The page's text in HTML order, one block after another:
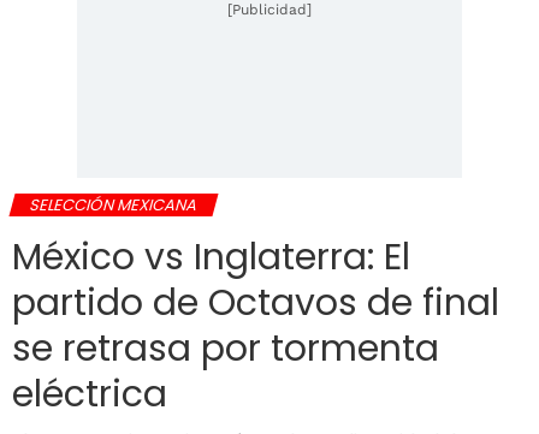
[Publicidad]
SELECCIÓN MEXICANA
México vs Inglaterra: El
partido de Octavos de final
se retrasa por tormenta
eléctrica